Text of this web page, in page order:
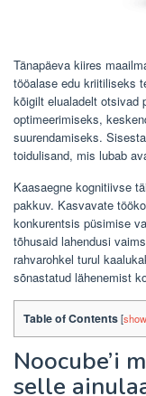
Tänapäeva kiires
tööalase edu kriitiliseks
kõigilt elualadelt otsivad
optimeerimiseks,
suurendamiseks.
toidulisand, mis lubab
Kaasaegne kognitiivse
pakkuv. Kasvavate
konkurentsis püsimise
tõhusaid lahendusi
rahvarohkel turul
sõnastatud lähenemist
Table of Contents[show
Noocube’i
selle